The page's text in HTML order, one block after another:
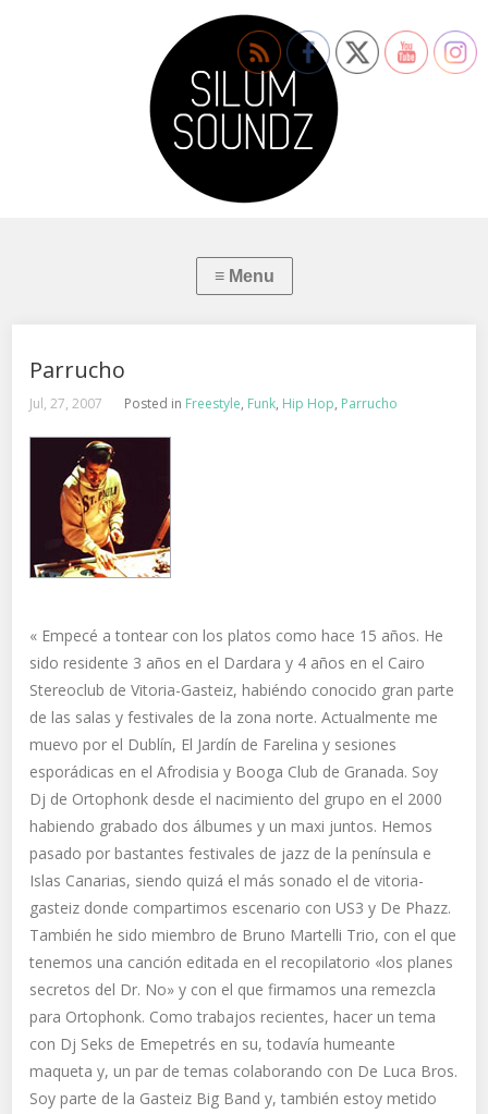
Parrucho
Jul, 27, 2007 Posted in Freestyle, Funk, Hip Hop, Parrucho
« Empecé a tontear con los platos como hace 15 años. He
sido residente 3 años en el Dardara y 4 años en el Cairo
Stereoclub de Vitoria-Gasteiz, habiéndo conocido gran parte
de las salas y festivales de la zona norte. Actualmente me
muevo por el Dublín, El Jardín de Farelina y sesiones
esporádicas en el Afrodisia y Booga Club de Granada. Soy
Dj de Ortophonk desde el nacimiento del grupo en el 2000
habiendo grabado dos álbumes y un maxi juntos. Hemos
pasado por bastantes festivales de jazz de la península e
Islas Canarias, siendo quizá el más sonado el de vitoria-
gasteiz donde compartimos escenario con US3 y De Phazz.
También he sido miembro de Bruno Martelli Trio, con el que
tenemos una canción editada en el recopilatorio «los planes
secretos del Dr. No» y con el que firmamos una remezcla
para Ortophonk. Como trabajos recientes, hacer un tema
con Dj Seks de Emepetrés en su, todavía humeante
maqueta y, un par de temas colaborando con De Luca Bros.
Soy parte de la Gasteiz Big Band y, también estoy metido